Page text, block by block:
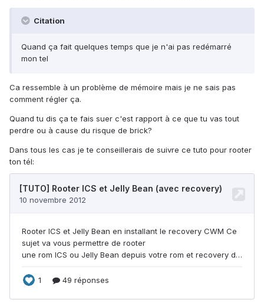
Citation
Quand ça fait quelques temps que je n'ai pas redémarré
mon tel
Ca ressemble à un problème de mémoire mais je ne sais pas
comment régler ça.
Quand tu dis ça te fais suer c'est rapport à ce que tu vas tout
perdre ou à cause du risque de brick?
Dans tous les cas je te conseillerais de suivre ce tuto pour rooter
ton tél: